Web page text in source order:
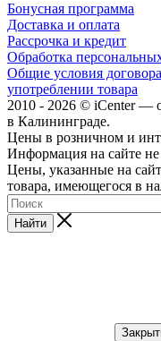
Бонусная программа
Доставка и оплата
Рассрочка и кредит
Обработка
Общие условия
употреблении товара
2010 - 2026 © iCenter —
в Калининграде.
Цены в розничном и
Информация на сайте
Цены, указанные на
товара, имеющегося в
Найти